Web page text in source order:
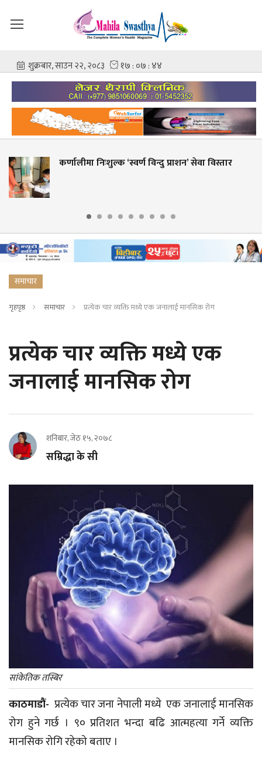
‘स्वर्ण विन्दु प्राशन’ सेवा विस्तार
शहीद
समाचार
गृहपृष्ठ समाचार प्रत्येक चार व्यक्ति मध्ये एक जनालाई मानसिक रोग
प्रत्येक चार व्यक्ति मध्ये एक
जनालाई मानसिक रोग
शनिबार, जेठ १५, २०७८
सम्रिद्धा के सी
सांकेतिक तस्बिर
काठमाडौं- प्रत्येक चार जना नेपाली मध्ये एक जनालाई मानसिक
रोग हुने गर्छ । ९० प्रतिशत भन्दा बढि आत्महत्या गर्ने व्यक्ति
मानसिक रोगि रहेको बताए ।